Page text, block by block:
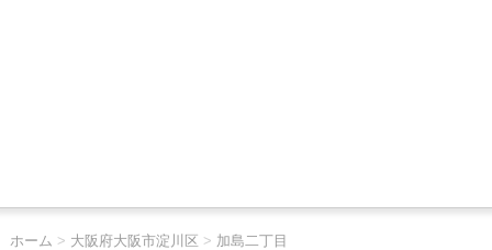
ホーム > 大阪府大阪市淀川区 > 加島二丁目